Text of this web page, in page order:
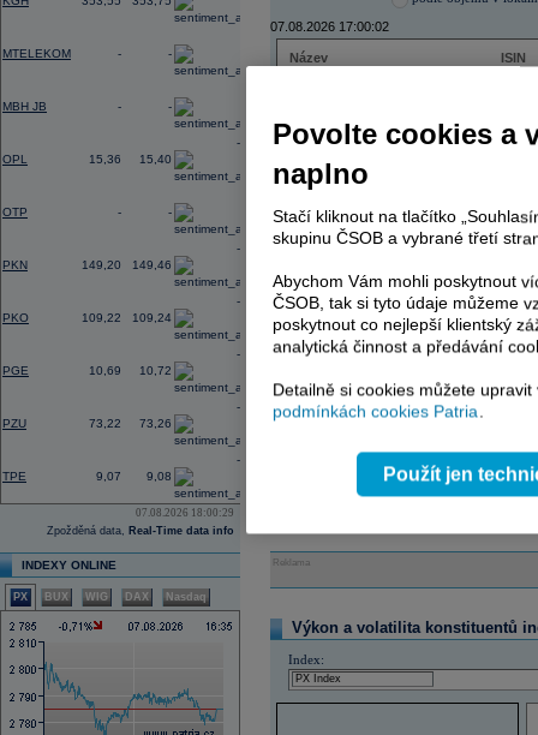
MTELEKOM - -
MBH JB - -
OPL 15,36 15,40
-0,36
OTP - -
PKN 149,20 149,46
-2,38
PKO 109,22 109,24
-0,60
PGE 10,69 10,72
-0,46
PZU 73,22 73,26
-0,22
TPE 9,07 9,08
-1,56
07.08.2026 18:00:29
Zpožděná data, Real-Time data info
INDEXY ONLINE
PX BUX WIG DAX Nasdaq
07.08.2026 17:00:02
Název
ISIN
ERSTE BANK
TMR
AD index - vývoj
Region
Reklama
Výkon a volatilita konstituentů
Index:
Povolte cookies a
naplno
Stačí kliknout na tlačítko
skupinu ČSOB a vybrané třetí
Abychom Vám mohli poskytnout
ČSOB, tak si tyto údaje můžeme
poskytnout co nejlepší klientský
analytická činnost a předávání
Detailně si cookies můžete
podmínkách cookies Patria.
Použít jen